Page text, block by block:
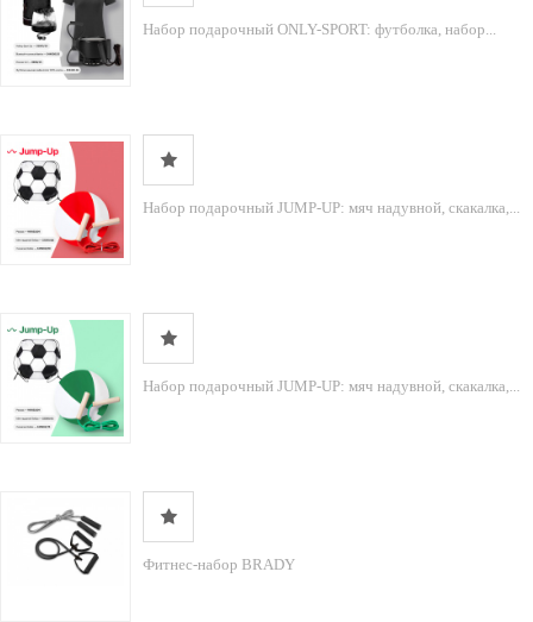
Набор подарочный ONLY-SPORT: футболка, набор...
Набор подарочный JUMP-UP: мяч надувной, скакалка,...
Набор подарочный JUMP-UP: мяч надувной, скакалка,...
Фитнес-набор BRADY